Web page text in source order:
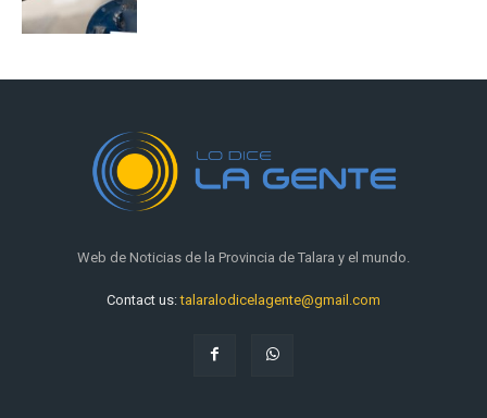
Web de Noticias de la Provincia de Talara y el mundo.
Contact us:talaralodicelagente@gmail.com